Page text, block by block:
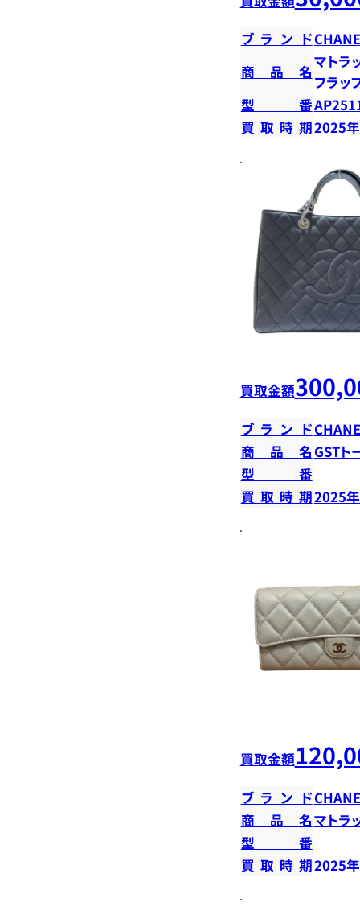
ブランド
商品名
マトラ
フラッ
型番
買取時期2025
買取金額
ブランド
商品名 GSTト
型番
買取時期2025
買取金額
ブランド
商品名マト
型番
買取時期2025